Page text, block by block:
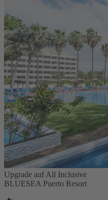
Upgrade auf All Inclusive
BLUESEA Puerto Resort